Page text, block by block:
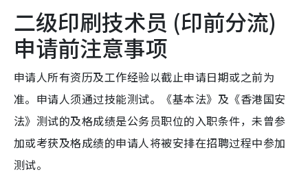
二级印刷技术员 (印前分流)
申请前注意事项
申请人所有资历及工作经验以截止申请日期或之前为
准。申请人须通过技能测试。《基本法》及《香港国安
法》测试的及格成绩是公务员职位的入职条件，未曾参
加或考获及格成绩的申请人将被安排在招聘过程中参加
测试。